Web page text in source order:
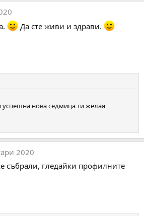
Да сте живи и здрави.
успешна нова седмица ти желая
2020
събрали, гледайки профилните